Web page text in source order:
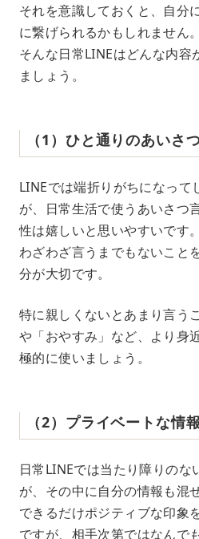
それを意識しておくと、自分
に繋げられるかもしれません。
そんな日常LINEはどんな内容
ましょう。
（1）ひと通りのあいさ
LINEでは端折りがちになって
が、日常生活で使うあいさつ
性は嬉しいと思いやすいです。
わざわざ言うまでもないこと
分が大切です。
特に親しくないとあまり言う
や「おやすみ」など、より身
極的に使いましょう。
（2）プライベートな情
日常LINEでは当たり障りのな
が、その中に自分の情報も混
できるだけポジティブな印象
ですが、相手次第ではなんで